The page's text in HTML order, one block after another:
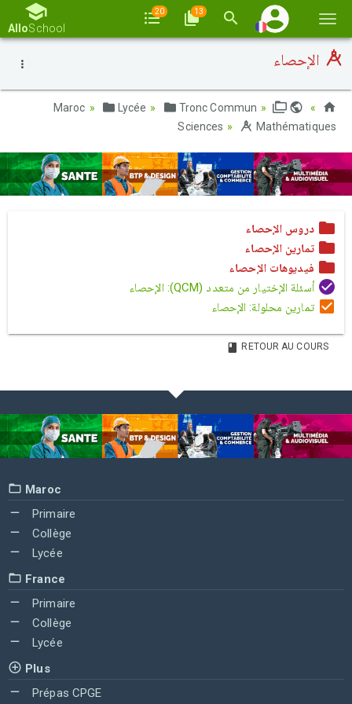
la
AlloSchool
20 13
الإحصاء
Lycée
Tronc Commun
Sciences
Mathématiques
دروس الإحصاء
تمارين الإحصاء
فيديوهات الإحصاء
أسئلة الإختيار من متعدد (QCM): الإحصاء
تمارين محلولة: الإحصاء
RETOUR AU COURS
Maroc
Primaire
Collège
Lycée
France
Primaire
Collège
Lycée
Plus
Prépas CPGE